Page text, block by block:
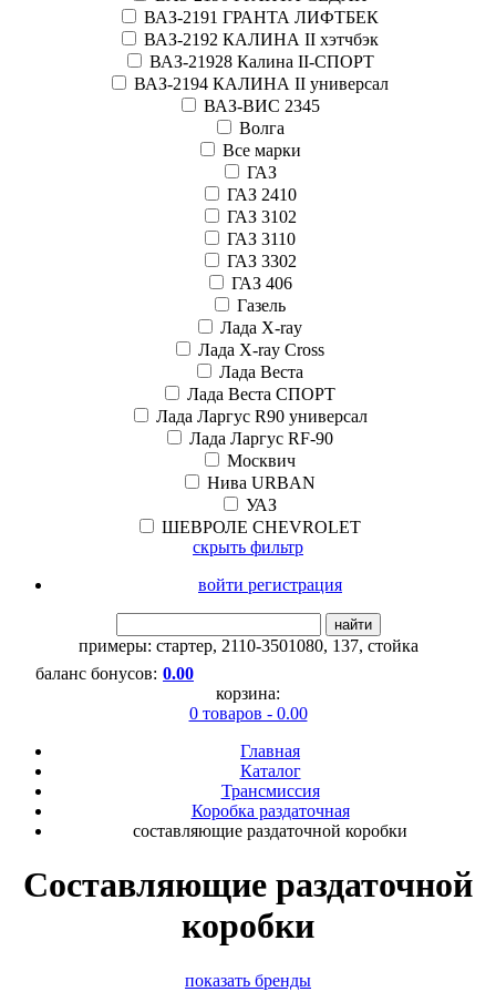
ВАЗ-2191 ГРАНТА ЛИФТБЕК
ВАЗ-2192 КАЛИНА II хэтчбэк
ВАЗ-21928 Калина II-СПОРТ
ВАЗ-2194 КАЛИНА II универсал
ВАЗ-ВИС 2345
Волга
Все марки
ГАЗ
ГАЗ 2410
ГАЗ 3102
ГАЗ 3110
ГАЗ 3302
ГАЗ 406
Газель
Лада X-ray
Лада X-ray Cross
Лада Веста
Лада Веста СПОРТ
Лада Ларгус R90 универсал
Лада Ларгус RF-90
Москвич
Нива URBAN
УАЗ
ШЕВРОЛЕ CHEVROLET
скрыть фильтр
войти регистрация
найти
примеры: стартер, 2110-3501080, 137, стойка
баланс бонусов: 0.00
корзина:
0 товаров - 0.00
Главная
Каталог
Трансмиссия
Коробка раздаточная
составляющие раздаточной коробки
Составляющие раздаточной
коробки
показать бренды